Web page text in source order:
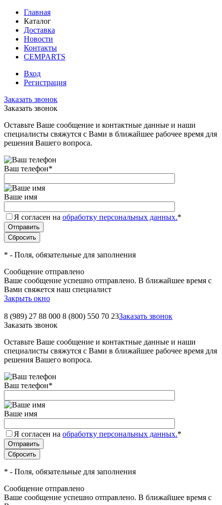
Главная
Каталог
Доставка
Новости
Контакты
CEMPARTS
Вход
Регистрация
Заказать звонок
Заказать звонок
Оставьте Ваше сообщение и контактные данные и наши
специалисты свяжутся с Вами в ближайшее рабочее время для
решения Вашего вопроса.
Ваш телефон*
Ваше имя
Я согласен на обработку персональных данных.*
* - Поля, обязательные для заполнения
Сообщение отправлено
Ваше сообщение успешно отправлено. В ближайшее время с
Вами свяжется наш специалист
Закрыть окно
8 (989) 27 88 000 8 (800) 550 70 23Заказать звонок
Заказать звонок
Оставьте Ваше сообщение и контактные данные и наши
специалисты свяжутся с Вами в ближайшее рабочее время для
решения Вашего вопроса.
Ваш телефон*
Ваше имя
Я согласен на обработку персональных данных.*
* - Поля, обязательные для заполнения
Сообщение отправлено
Ваше сообщение успешно отправлено. В ближайшее время с